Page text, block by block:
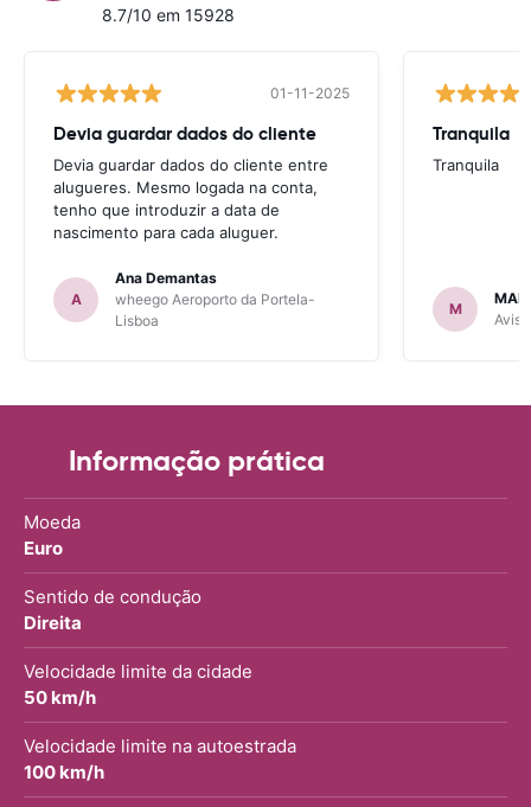
8.7/10 em 15928
01-11-2025
Devia guardar dados do cliente
Devia guardar dados do cliente entre
alugueres. Mesmo logada na conta,
tenho que introduzir a data de
nascimento para cada aluguer.
A
Ana Demantas
wheego Aeroporto da Portela-
Lisboa
Tranquila
Tranquila
M
Avis
Informação prática
Moeda
Euro
Sentido de condução
Direita
Velocidade limite da cidade
50 km/h
Velocidade limite na autoestrada
100 km/h